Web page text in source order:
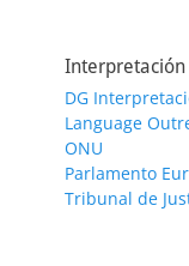
Interpretación
DG
Language
ONU
Parlamento
Tribunal de